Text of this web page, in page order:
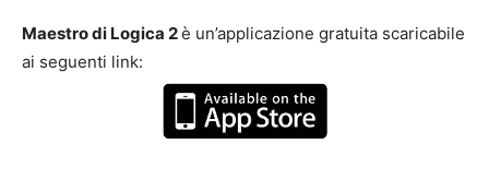
Maestro di Logica 2è un’applicazione gratuita scaricabile
ai seguenti link: